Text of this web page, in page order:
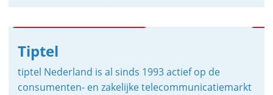
Tiptel
tiptel Nederland is al sinds 1993 actief op de
consumenten- en zakelijke telecommunicatiemarkt